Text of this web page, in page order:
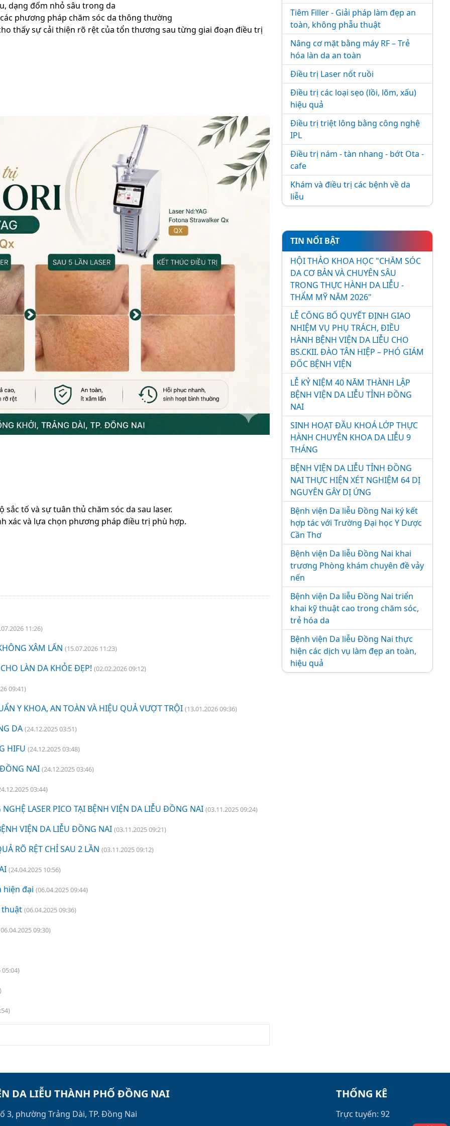
dạng đốm nhỏ sâu trong da
phương pháp chăm sóc da thông thường
thấy sự cải thiện rõ rệt của tổn thương sau từng giai đoạn điều trị
sắc tố và sự tuân thủ chăm sóc da sau laser.
xác và lựa chọn phương pháp điều trị phù hợp.
11:26)
XÂM LẤN (15.07.2026 11:23)
LÀN DA KHỎE ĐẸP! (02.02.2026 09:12)
09:41)
Y KHOA, AN TOÀN VÀ HIỆU QUẢ VƯỢT TRỘI (13.01.2026 09:36)
DA (24.12.2025 03:51)
HIFU (24.12.2025 03:48)
ĐỒNG NAI (24.12.2025 03:46)
03:44)
LASER PICO TẠI BỆNH VIỆN DA LIỄU ĐỒNG NAI (03.11.2025 09:24)
VIỆN DA LIỄU ĐỒNG NAI (03.11.2025 09:21)
RÕ RỆT CHỈ SAU 2 LẦN (03.11.2025 09:12)
(24.04.2025 10:56)
hiện đại (06.04.2025 09:44)
thuật (06.04.2025 09:36)
09:30)
05:04)
Tiêm Filler - Giải pháp làm đẹp an
toàn, không phẫu thuật
Nâng cơ mặt bằng máy RF – Trẻ
hóa làn da an toàn
Điều trị Laser nốt ruồi
Điều trị các loại sẹo (lồi, lõm, xấu)
hiệu quả
Điều trị triệt lông bằng công nghệ
IPL
Điều trị nám - tàn nhang - bớt Ota -
cafe
Khám và điều trị các bệnh về da
liễu
TIN NỔI BẬT
HỘI THẢO KHOA HỌC "CHĂM SÓC
DA CƠ BẢN VÀ CHUYÊN SÂU
TRONG THỰC HÀNH DA LIỄU -
THẨM MỸ NĂM 2026"
LỄ CÔNG BỐ QUYẾT ĐỊNH GIAO
NHIỆM VỤ PHỤ TRÁCH, ĐIỀU
HÀNH BỆNH VIỆN DA LIỄU CHO
BS.CKII. ĐÀO TÂN HIỆP – PHÓ GIÁM
ĐỐC BỆNH VIỆN
LỄ KỶ NIỆM 40 NĂM THÀNH LẬP
BỆNH VIỆN DA LIỄU TỈNH ĐỒNG
NAI
SINH HOẠT ĐẦU KHOÁ LỚP THỰC
HÀNH CHUYÊN KHOA DA LIỄU 9
THÁNG
BỆNH VIỆN DA LIỄU TỈNH ĐỒNG
NAI THỰC HIỆN XÉT NGHIỆM 64 DỊ
NGUYÊN GÂY DỊ ỨNG
Bệnh viện Da liễu Đồng Nai ký kết
hợp tác với Trường Đại học Y Dược
Cần Thơ
Bệnh viện Da liễu Đồng Nai khai
trương Phòng khám chuyên đề vảy
nến
Bệnh viện Da liễu Đồng Nai triển
khai kỹ thuật cao trong chăm sóc,
trẻ hóa da
Bệnh viện Da liễu Đồng Nai thực
hiện các dịch vụ làm đẹp an toàn,
hiệu quả
DA LIỄU THÀNH PHỐ ĐỒNG NAI
3, phường Trảng Dài, TP. Đồng Nai
THỐNG KÊ
Trực tuyến: 92